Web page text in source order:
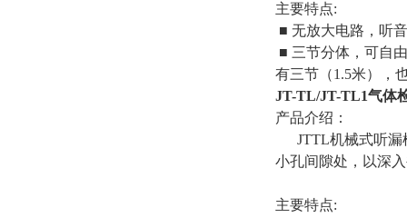
主要特点:
■ 无放大电路，听
■ 三节分体，可自
有三节（1.5米），
JT-TL/JT-TL1气体
产品介绍：
JTTL机械式听漏
小孔间隙处，以深
主要特点: